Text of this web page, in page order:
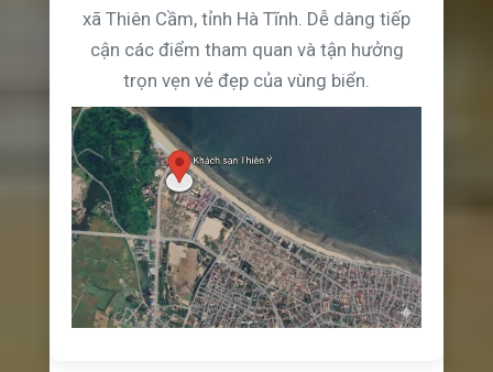
xã Thiên Cầm, tỉnh Hà Tĩnh. Dễ dàng tiếp
cận các điểm tham quan và tận hưởng
trọn vẹn vẻ đẹp của vùng biển.